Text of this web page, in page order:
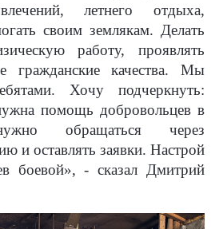
летнего отдыха,
своим землякам. Делать
работу, проявлять
гражданские качества. Мы
Хочу подчеркнуть:
помощь добровольцев в
обращаться через
и оставлять заявки. Настрой
боевой», - сказал Дмитрий